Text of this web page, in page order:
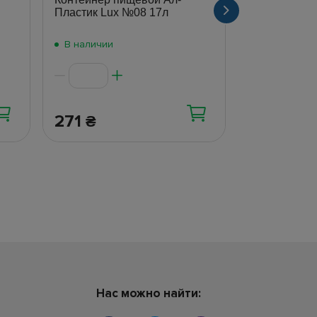
Пластик Lux №08 17л
В наличии
271₴
Нас можно найти: